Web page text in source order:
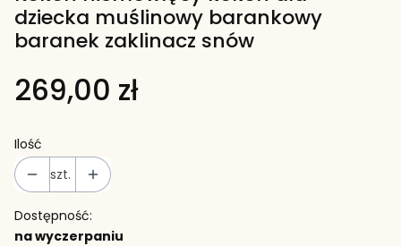
dziecka muślinowy barankowy
baranek zaklinacz snów
269,00 zł
Ilość
szt.
Dostępność:
na wyczerpaniu